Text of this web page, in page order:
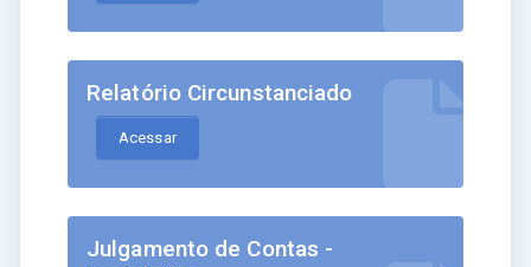
Relatório Circunstanciado
Acessar
Julgamento de Contas -